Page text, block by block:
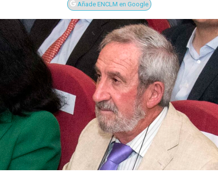
Añade ENCLM en Google